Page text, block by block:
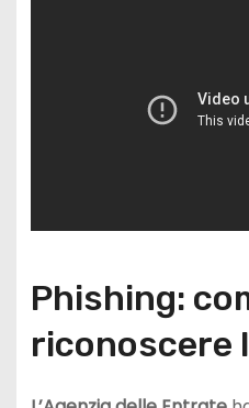
Phishing:
riconoscere